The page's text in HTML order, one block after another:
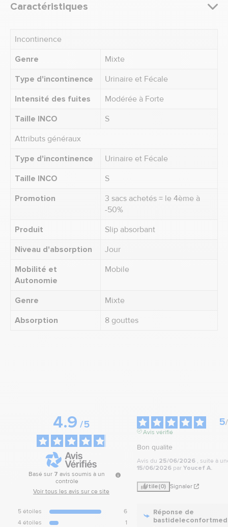
Caractéristiques
Incontinence
Genre
Mixte
Type d'incontinence
Urinaire et Fécale
Intensité des fuites
Modérée à Forte
Taille INCO
S
Attributs généraux
Type d'incontinence
Urinaire et Fécale
Taille INCO
S
Promotion
3 sacs achetés = le 4ème à
-50%
Produit
Slip absorbant
Niveau d'absorption
Jour
Mobilité et
Autonomie
Mobile
Genre
Mixte
Absorption
8 gouttes
4.9/5
Basé sur 7 avis soumis à un
contrôle
Voir tous les avis sur ce site
5 étoiles
6
4 étoiles
1
5/
Avis vérifié
Bon qualite
Avis du 25/06/2026 , suite à
15/06/2026 par Youcef A.
Utile(0) Signaler
Réponse de